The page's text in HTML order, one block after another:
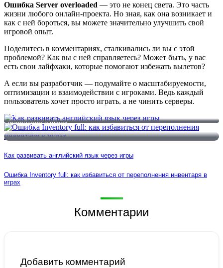
Ошибка Server overloaded — это не конец света. Это часть
жизни любого онлайн-проекта. Но зная, как она возникает и
как с ней бороться, вы можете значительно улучшить свой
игровой опыт.
Поделитесь в комментариях, сталкивались ли вы с этой
проблемой? Как вы с ней справляетесь? Может быть, у вас
есть свои лайфхаки, которые помогают избежать вылетов?
А если вы разработчик — подумайте о масштабируемости,
оптимизации и взаимодействии с игроками. Ведь каждый
пользователь хочет просто играть, а не чинить серверы.
Как развивать английский язык через игры
Ошибка Inventory full: как избавиться от переполнения
инвентаря в играх
Как развивать английский язык через игры
Ошибка Inventory full: как избавиться от переполнения инвентаря в
играх
Комментарии
Добавить комментарий